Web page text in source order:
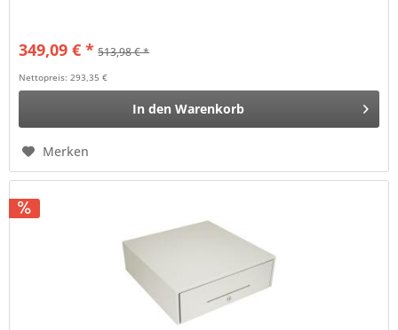
349,09 € * 513,98 € *
Nettopreis: 293,35 €
In den Warenkorb
Merken